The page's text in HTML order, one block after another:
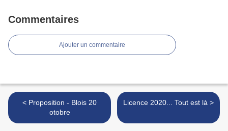
Commentaires
Ajouter un commentaire
< Proposition - Blois 20
otobre
Licence 2020... Tout est là >